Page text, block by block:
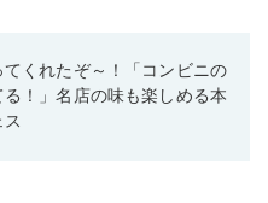
てくれたぞ～！「コンビニの
る！」名店の味も楽しめる本